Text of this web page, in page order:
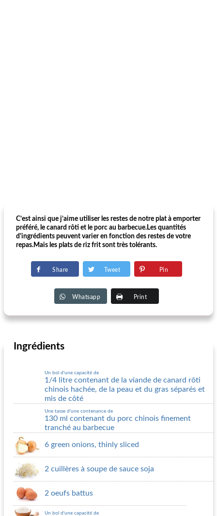
C’est ainsi que j’aime utiliser les restes de notre plat à emporter
préféré, le canard rôti et le porc au barbecue.Les quantités
d'ingrédients peuvent varier en fonction des restes de votre
repas.Mais les plats de riz frit sont très tolérants.
Share Tweet Pin
Whatsapp Print
Ingrédients
Un bol d'une capacité de
1/4 litre contenant de la viande de canard rôti
chinois hachée, de la peau et du gras séparés et
mis de côté
Une tasse d'une contenance de
130 ml contenant du porc chinois finement
tranché au barbecue
6 green onions, thinly sliced
2 cuillères à soupe de sauce soja
2 oeufs battus
Un bol d'une capacité de